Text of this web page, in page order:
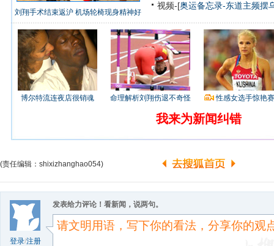
刘翔手术结束返沪 机场轮椅现身精神好
视频-[奥运备忘录-东道主频摆
博尔特流连夜店很销魂 命理解析刘翔伤退不奇怪 性感女选手惊艳
我来为新闻纠错
(责任编辑：shixizhanghao054)
登录/注册
发表给力评论！看新闻，说两句。